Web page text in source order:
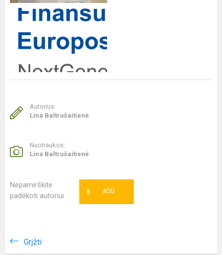
Autorius:
Lina Baltrušaitienė
Nuotraukos:
Lina Baltrušaitienė
Nepamirškite
padėkoti autoriui
AČIŪ
8
Grįžti